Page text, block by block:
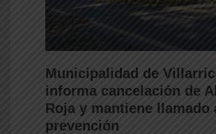
Municipalidad de
informa cancelación de
Roja y mantiene llamado
prevención